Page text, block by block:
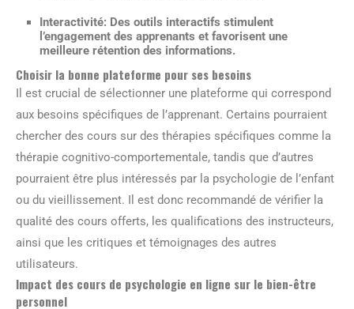
Interactivité: Des outils interactifs stimulent
l’engagement des apprenants et favorisent une
meilleure rétention des informations.
Choisir la bonne plateforme pour ses besoins
Il est crucial de sélectionner une plateforme qui correspond
aux besoins spécifiques de l’apprenant. Certains pourraient
chercher des cours sur des thérapies spécifiques comme la
thérapie cognitivo-comportementale, tandis que d’autres
pourraient être plus intéressés par la psychologie de l’enfant
ou du vieillissement. Il est donc recommandé de vérifier la
qualité des cours offerts, les qualifications des instructeurs,
ainsi que les critiques et témoignages des autres
utilisateurs.
Impact des cours de psychologie en ligne sur le bien-être
personnel